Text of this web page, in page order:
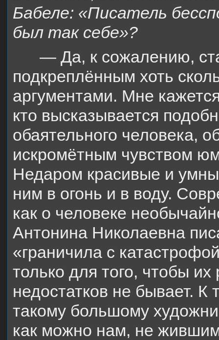
Бабеле: «Писатель
был так себе»?
— Да, к сожалению,
подкреплённым хоть
аргументами. Мне
кто высказывается
обаятельного человека,
искромётным чувством
Недаром красивые и
ним в огонь и в воду.
как о человеке
Антонина Николаевна
«граничила с
только для того, чтобы
недостатков не бывает. К
такому большому
как можно нам, не